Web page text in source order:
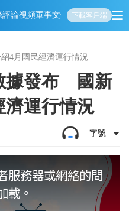
評論視頻軍事文化 娛樂生活教育體
下載客戶端
4月國民經濟運行情況
據發布 國新
濟運行情況
字號